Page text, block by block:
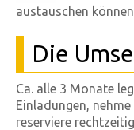
austauschen können.
Die
Ca. alle 3 Monate
Einladungen,
reserviere